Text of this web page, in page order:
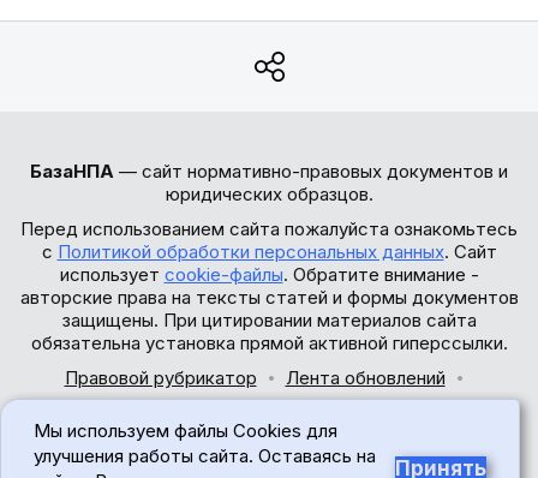
БазаНПА — сайт нормативно-правовых документов и
юридических образцов.
Перед использованием сайта пожалуйста ознакомьтесь
с Политикой обработки персональных данных. Сайт
использует cookie-файлы. Обратите внимание -
авторские права на тексты статей и формы документов
защищены. При цитировании материалов сайта
обязательна установка прямой активной гиперссылки.
Правовой рубрикатор
Лента обновлений
© 2017-2026
Мы используем файлы Cookies для
улучшения работы сайта. Оставаясь на
Принять